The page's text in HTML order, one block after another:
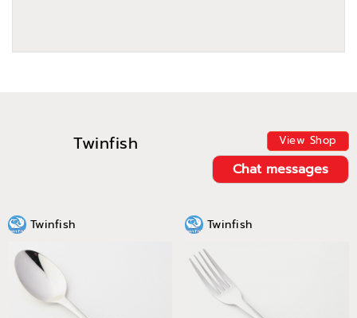
Twinfish View Shop
Chat messages
Twinfish Twinfish